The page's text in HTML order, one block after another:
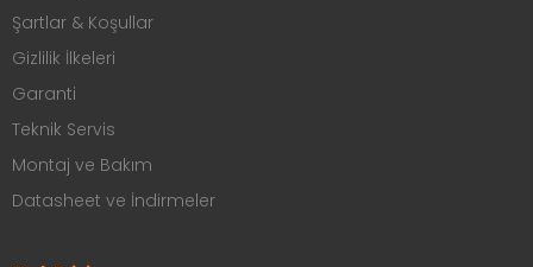
Şartlar & Koşullar
Gizlilik İlkeleri
Garanti
Teknik Servis
Montaj ve Bakım
Datasheet ve İndirmeler